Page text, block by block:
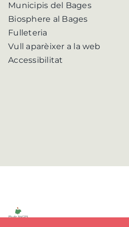
Municipis del Bages
Biosphere al Bages
Fulleteria
Vull aparèixer a la web
Accessibilitat